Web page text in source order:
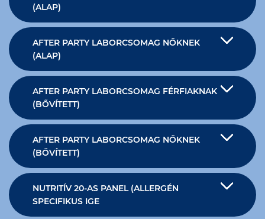
(ALAP)
AFTER PARTY LABORCSOMAG NŐKNEK
(ALAP)
AFTER PARTY LABORCSOMAG FÉRFIAKNAK
(BŐVÍTETT)
AFTER PARTY LABORCSOMAG NŐKNEK
(BŐVÍTETT)
NUTRITÍV 20-AS PANEL (ALLERGÉN
SPECIFIKUS IGE